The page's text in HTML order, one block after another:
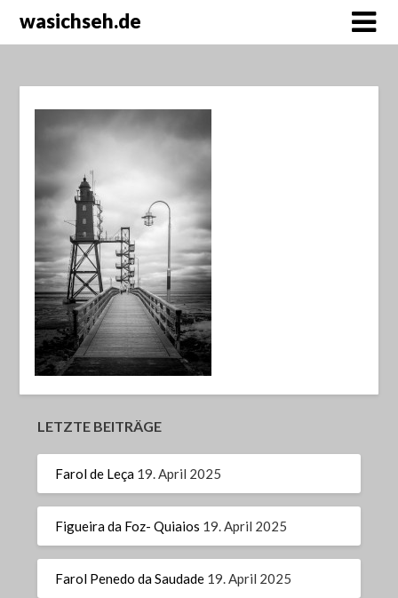
wasichseh.de
LETZTE BEITRÄGE
Farol de Leça 19. April 2025
Figueira da Foz- Quiaios 19. April 2025
Farol Penedo da Saudade 19. April 2025